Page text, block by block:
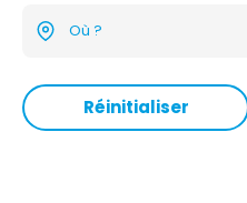
Réinitialiser